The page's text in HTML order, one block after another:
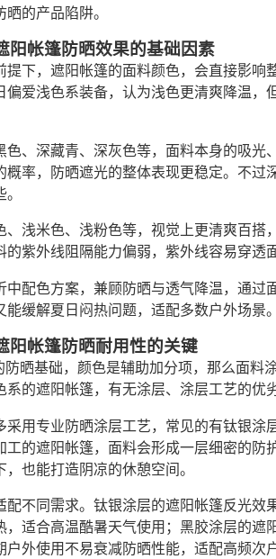
的产品陷阱。
阳帐篷防晒效果的基础因素
提下，遮阳帐篷的面料颜色，会直接影响
爱浅色系装备，认为浅色更清爽降温，
色、深藏青、深灰色等，面料本身的吸光
率，防晒遮光的整体表现更稳定。不过
、浅米色、浅粉色等，视觉上更清爽百搭
紫外线阻隔能力偏弱，紫外线容易穿透
中配色方案，兼顾防晒与透气降温，通过
缓解夏日闷热问题，适配多数户外场景。
阳帐篷防晒耐用性的关键
防晒基础，颜色是辅助加分项，那么面料
的遮阳帐篷，有无涂层、涂层工艺的优
采用专业防晒涂层工艺，常见的有钛银涂
工的遮阳帐篷，面料会形成一层细密的防
也能打造阴凉的休憩空间。
配不同需求。钛银涂层的遮阳帐篷反光效
，适合高温酷暑天气使用；黑胶涂层的遮
外使用不易衰减防晒性能，适配高频次